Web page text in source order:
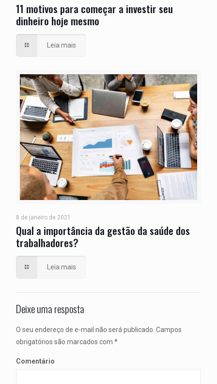
11 motivos para começar a investir seu
dinheiro hoje mesmo
Leia mais
8 de janeiro de 2021
Qual a importância da gestão da saúde dos
trabalhadores?
Leia mais
Deixe uma resposta
O seu endereço de e-mail não será publicado. Campos
obrigatórios são marcados com *
Comentário